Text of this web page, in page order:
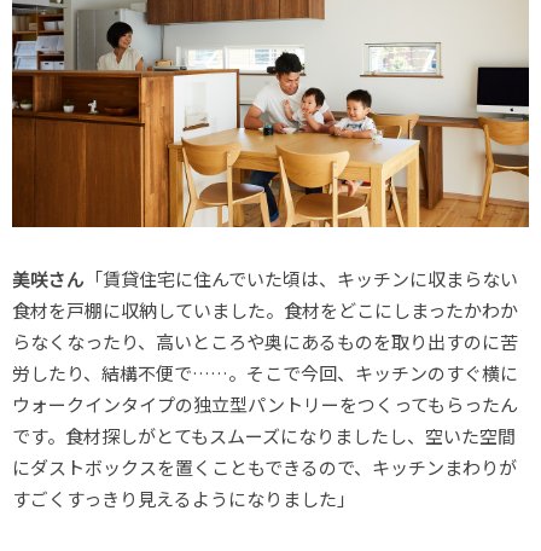
美咲さん 「賃貸住宅に住んでいた頃は、キッチンに収まらない
食材を戸棚に収納していました。食材をどこにしまったかわか
らなくなったり、高いところや奥にあるものを取り出すのに苦
労したり、結構不便で……。そこで今回、キッチンのすぐ横に
ウォークインタイプの独立型パントリーをつくってもらったん
です。食材探しがとてもスムーズになりましたし、空いた空間
にダストボックスを置くこともできるので、キッチンまわりが
すごくすっきり見えるようになりました」